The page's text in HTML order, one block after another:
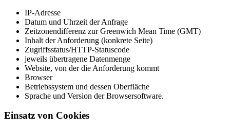
IP-Adresse
Datum und Uhrzeit der Anfrage
Zeitzonendifferenz zur Greenwich Mean Time (GMT)
Inhalt der Anforderung (konkrete Seite)
Zugriffsstatus/HTTP-Statuscode
jeweils übertragene Datenmenge
Website, von der die Anforderung kommt
Browser
Betriebssystem und dessen Oberfläche
Sprache und Version der Browsersoftware.
Einsatz von Cookies